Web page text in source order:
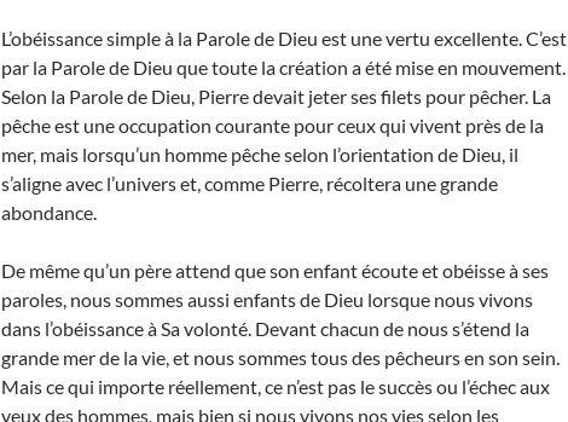
L’obéissance simple à la Parole de Dieu est une vertu excellente. C’est
par la Parole de Dieu que toute la création a été mise en mouvement.
Selon la Parole de Dieu, Pierre devait jeter ses filets pour pêcher. La
pêche est une occupation courante pour ceux qui vivent près de la
mer, mais lorsqu’un homme pêche selon l’orientation de Dieu, il
s’aligne avec l’univers et, comme Pierre, récoltera une grande
abondance.
De même qu’un père attend que son enfant écoute et obéisse à ses
paroles, nous sommes aussi enfants de Dieu lorsque nous vivons
dans l’obéissance à Sa volonté. Devant chacun de nous s’étend la
grande mer de la vie, et nous sommes tous des pêcheurs en son sein.
Mais ce qui importe réellement, ce n’est pas le succès ou l’échec aux
yeux des hommes, mais bien si nous vivons nos vies selon les